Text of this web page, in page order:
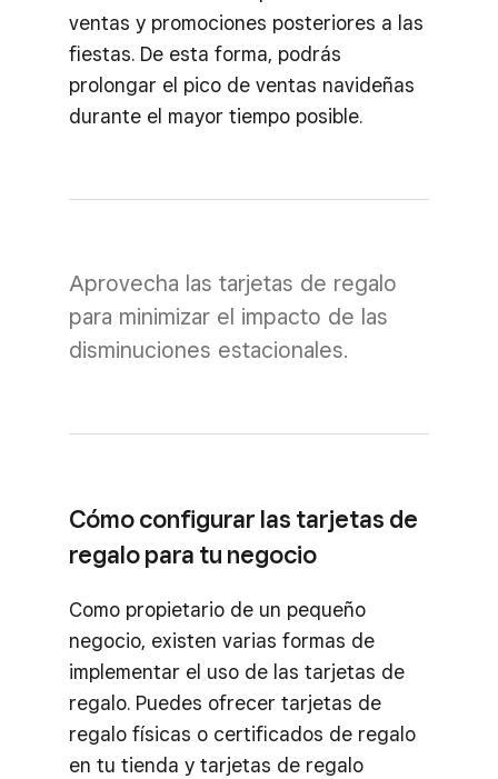
ventas y promociones posteriores a las
fiestas. De esta forma, podrás
prolongar el pico de ventas navideñas
durante el mayor tiempo posible.
Aprovecha las tarjetas de regalo
para minimizar el impacto de las
disminuciones estacionales.
Cómo configurar las tarjetas de
regalo para tu negocio
Como propietario de un pequeño
negocio, existen varias formas de
implementar el uso de las tarjetas de
regalo. Puedes ofrecer tarjetas de
regalo físicas o certificados de regalo
en tu tienda y tarjetas de regalo